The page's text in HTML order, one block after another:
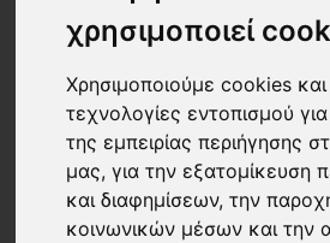
χρησιμοποιεί
Χρησιμοποιούμε cookies
τεχνολογίες εντοπισμού
της εμπειρίας περιήγησης
μας, για την εξατομίκευση
και διαφημίσεων, την
κοινωνικών μέσων και την
ΣΙΔΗΡΙΚΑ/
ΚΙΓΚΑΛΕΡΙΑΣ/
Κεντρική σελίδα ΣΙΔΗΡΙΚΑ
ΔΙΑΦΟΡΑ(8)
Ταξινόμηση